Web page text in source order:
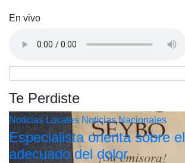
En vivo
Te Perdiste
Noticias Locales Noticias Nacionales
Especialista orienta sobre
adecuado del dolor